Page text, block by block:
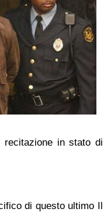
recitazione in stato di
di questo ultimo Il